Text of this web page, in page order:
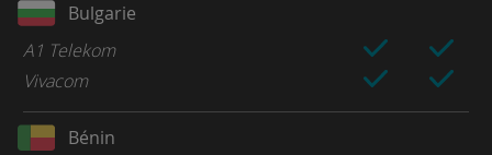
Bulgarie
A1 Telekom
Vivacom
Bénin